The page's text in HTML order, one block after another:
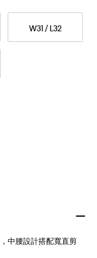
W31 / L32
中腰設計搭配寬直剪